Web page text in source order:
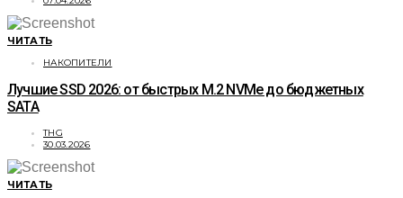
ЧИТАТЬ
НАКОПИТЕЛИ
Лучшие SSD 2026: от быстрых M.2 NVMe до бюджетных
SATA
THG
30.03.2026
ЧИТАТЬ